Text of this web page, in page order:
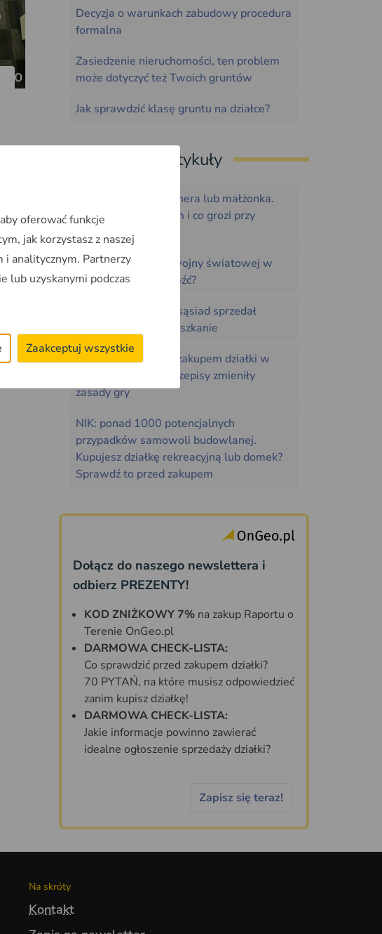
Decyzja o warunkach zabudowy procedura
formalna
Zasiedzenie nieruchomości, ten problem
może dotyczyć też Twoich gruntów
Jak sprawdzić klasę gruntu na działce?
Ostatnie artykuły
Dom na działce partnera lub małżonka.
Kto jest właścicielem i co grozi przy
Zdjęcia lotnicze z II wojny światowej w
Geoportalu jak znaleźć?
Jak sprawdzić za ile sąsiad sprzedał
działkę, dom lub mieszkanie
Co sprawdzić przed zakupem działki w
2026 roku. Nowe przepisy zmieniły
zasady gry
NIK: ponad 1000 potencjalnych
przypadków samowoli budowlanej.
Kupujesz działkę rekreacyjną lub domek?
Sprawdź to przed zakupem
Dołącz do naszego newslettera i
odbierz PREZENTY!
KOD ZNIŻKOWY 7%na zakup Raportu o
Terenie OnGeo.pl
DARMOWA CHECK-LISTA:
Co sprawdzić przed zakupem działki?
70 PYTAŃ, na które musisz odpowiedzieć
zanim kupisz działkę!
DARMOWA CHECK-LISTA:
Jakie informacje powinno zawierać
idealne ogłoszenie sprzedaży działki?
Zapisz się teraz!
Na skróty
Kontakt
oferować funkcje
jak korzystasz z naszej
analitycznym. Partnerzy
lub uzyskanymi podczas
Zaakceptuj wszystkie